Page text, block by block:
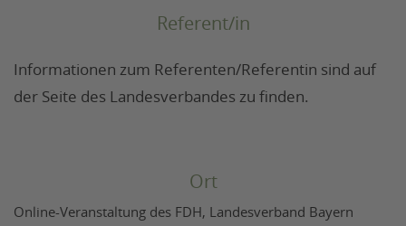
Referent/in
Informationen zum Referenten/Referentin sind auf
der Seite des Landesverbandes zu finden.
Ort
Online-Veranstaltung des FDH, Landesverband Bayern